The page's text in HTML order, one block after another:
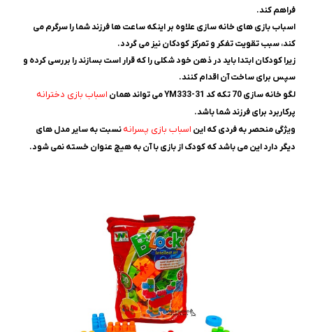
فراهم کند.
اسباب بازی های خانه سازی علاوه بر اینکه ساعت ها فرزند شما را سرگرم می
کند، سبب تقویت تفکر و تمرکز کودکان نیز می گردد.
زیرا کودکان ابتدا باید در ذهن خود شکلی را که قرار است بسازند را بررسی کرده و
سپس برای ساخت آن اقدام کنند.
لگو خانه سازی 70 تکه کد YM333-31 می تواند همان
اسباب بازی دخترانه
پرکاربرد برای فرزند شما باشد.
ویژگی منحصر به فردی که این اسباب بازی پسرانهنسبت به سایر مدل های
دیگر دارد این می باشد که کودک از بازی با آن به هیچ عنوان خسته نمی شود.